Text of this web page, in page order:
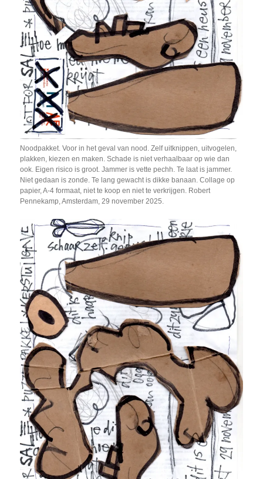
Noodpakket. Voor in het geval van nood. Zelf uitknippen, uitvogelen,
plakken, kiezen en maken. Schade is niet verhaalbaar op wie dan
ook. Eigen risico is groot. Jammer is vette pechh. Te laat is jammer.
Niet gedaan is zonde. Te lang gewacht is dikke banaan. Collage op
papier, A-4 formaat, niet te koop en niet te verkrijgen. Robert
Pennekamp, Amsterdam, 29 november 2025.